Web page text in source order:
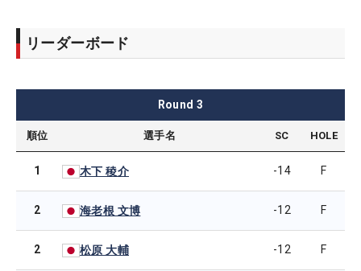
リーダーボード
Round 3
順位 選手名 SC HOLE
1 木下 稜介 -14 F
2 海老根 文博 -12 F
2 松原 大輔 -12 F